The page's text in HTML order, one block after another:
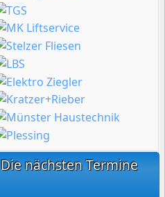
Die nächsten Termine